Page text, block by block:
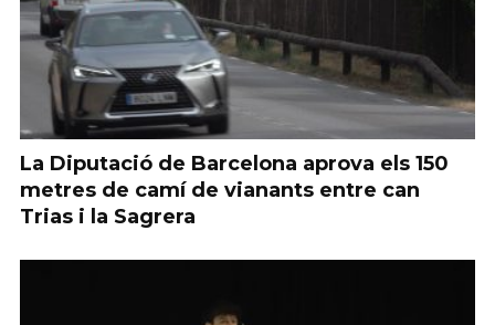
La Diputació de Barcelona aprova els 150
metres de camí de vianants entre can
Trias i la Sagrera